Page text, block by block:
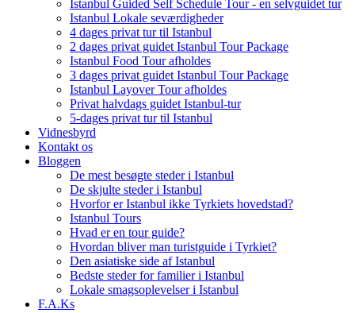
Istanbul Guided Self Schedule Tour - en selvguidet tur
Istanbul Lokale seværdigheder
4 dages privat tur til Istanbul
2 dages privat guidet Istanbul Tour Package
Istanbul Food Tour afholdes
3 dages privat guidet Istanbul Tour Package
Istanbul Layover Tour afholdes
Privat halvdags guidet Istanbul-tur
5-dages privat tur til Istanbul
Vidnesbyrd
Kontakt os
Bloggen
De mest besøgte steder i Istanbul
De skjulte steder i Istanbul
Hvorfor er Istanbul ikke Tyrkiets hovedstad?
Istanbul Tours
Hvad er en tour guide?
Hvordan bliver man turistguide i Tyrkiet?
Den asiatiske side af Istanbul
Bedste steder for familier i Istanbul
Lokale smagsoplevelser i Istanbul
F.A.Ks